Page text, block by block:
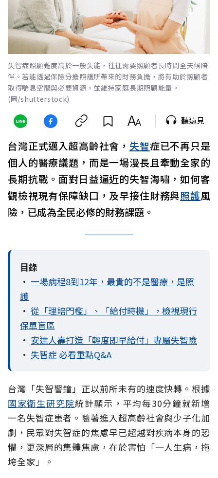
失智症照顧難度高於一般失能，往往需要照顧者長時間全天候陪
伴。若能透過保險分擔照護所帶來的財務負擔，將有助於照顧者
取得喘息空間與必要資源，並維持家庭長期照顧能量。
(圖/shutterstock)
聽遠見
台灣正式邁入超高齡社會， 失智症已不再只是
個人的醫療議題，而是一場漫長且牽動全家的
長期抗戰。面對日益逼近的失智海嘯，如何客
觀檢視現有保障缺口，及早接住財務與照護風
險，已成為全民必修的財務課題。
目錄
• 一場病程8到12年，最貴的不是醫療，是照
護
• 從「理賠門檻」、「給付時機」，檢視現行
保單盲區
• 安達人壽打造「輕度即早給付」專屬失智險
• 失智症 必看重點Q&A
台灣「失智警鐘」正以前所未有的速度快轉。根據
國家衛生研究院統計顯示，平均每30分鐘就新增
一名失智症患者。隨著進入超高齡社會與少子化加
劇，民眾對失智症的焦慮早已超越對疾病本身的恐
懼，更深層的集體焦慮，在於害怕「一人生病，拖
垮全家」。